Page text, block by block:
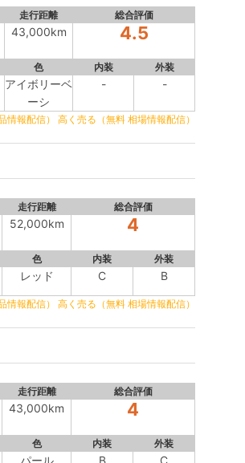
走行距離 総合評価
43,000km 4.5
色 内装 外装
アイボリーベ
ーシ
- -
情報配信） 高く売る（無料 相場情報配信）
走行距離 総合評価
52,000km 4
色 内装 外装
レッド C B
情報配信） 高く売る（無料 相場情報配信）
走行距離 総合評価
43,000km 4
色 内装 外装
パール B C